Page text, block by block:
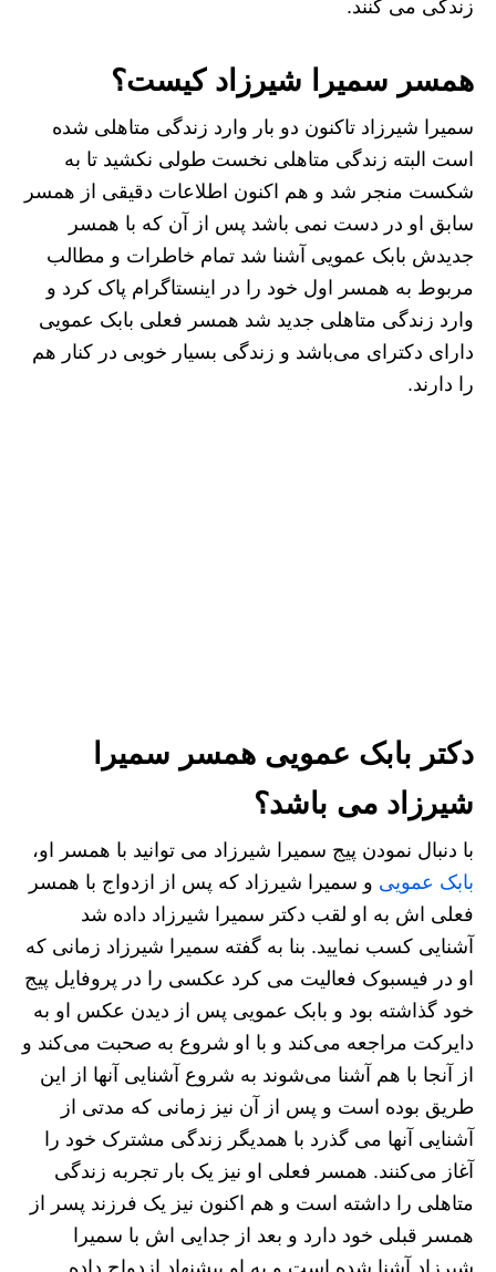
زندگی می کنند.
همسر سمیرا شیرزاد کیست؟
سمیرا شیرزاد تاکنون دو بار وارد زندگی متاهلی شده
است البته زندگی متاهلی نخست طولی نکشید تا به
شکست منجر شد و هم اکنون اطلاعات دقیقی از همسر
سابق او در دست نمی باشد پس از آن که با همسر
جدیدش بابک عمویی آشنا شد تمام خاطرات و مطالب
مربوط به همسر اول خود را در اینستاگرام پاک کرد و
وارد زندگی متاهلی جدید شد همسر فعلی بابک عمویی
دارای دکترای می‌باشد و زندگی بسیار خوبی در کنار هم
را دارند.
دکتر بابک عمویی همسر سمیرا
شیرزاد می باشد؟
با دنبال نمودن پیج سمیرا شیرزاد می توانید با همسر او،
بابک عمویی و سمیرا شیرزاد که پس از ازدواج با همسر
فعلی اش به او لقب دکتر سمیرا شیرزاد داده شد
آشنایی کسب نمایید. بنا به گفته سمیرا شیرزاد زمانی که
او در فیسبوک فعالیت می کرد عکسی را در پروفایل پیج
خود گذاشته بود و بابک عمویی پس از دیدن عکس او به
دایرکت مراجعه می‌کند و با او شروع به صحبت می‌کند و
از آنجا با هم آشنا می‌شوند به شروع آشنایی آنها از این
طریق بوده است و پس از آن نیز زمانی که مدتی از
آشنایی آنها می گذرد با همدیگر زندگی مشترک خود را
آغاز می‌کنند. همسر فعلی او نیز یک بار تجربه زندگی
متاهلی را داشته است و هم اکنون نیز یک فرزند پسر از
همسر قبلی خود دارد و بعد از جدایی اش با سمیرا
شیرزاد آشنا شده است و به او پیشنهاد ازدواج داده